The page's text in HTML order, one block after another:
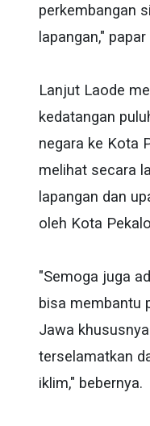
perkembangan
lapangan,"
Lanjut Laode
kedatangan
negara ke Kota
melihat secara
lapangan dan
oleh Kota
"Semoga juga
bisa membantu
Jawa
terselamatkan
iklim," bebernya.